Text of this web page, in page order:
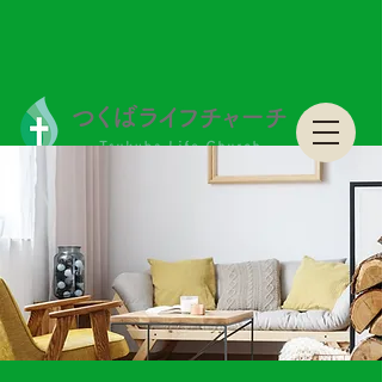
つくばライフチャーチ Tsukuba Life Church
つくばライフチャーチ Tsukuba Life Church